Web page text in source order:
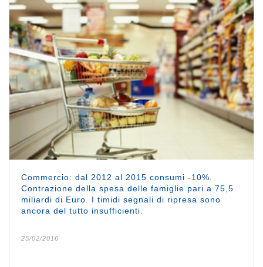
Commercio: dal 2012 al 2015 consumi -10%.
Contrazione della spesa delle famiglie pari a 75,5
miliardi di Euro. I timidi segnali di ripresa sono
ancora del tutto insufficienti.
25/02/2016